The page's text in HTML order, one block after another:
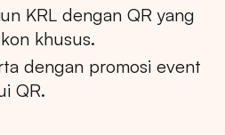
KRL dengan QR yang
khusus.
dengan promosi event
QR.